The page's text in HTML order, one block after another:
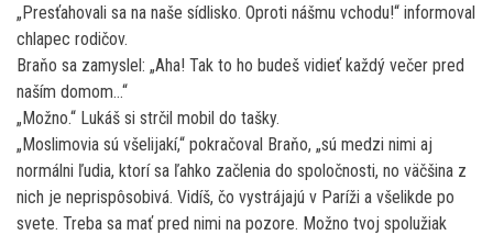
„Presťahovali sa na naše sídlisko. Oproti nášmu vchodu!“ informoval
chlapec rodičov.
Braňo sa zamyslel: „Aha! Tak to ho budeš vidieť každý večer pred
naším domom…“
„Možno.“ Lukáš si strčil mobil do tašky.
„Moslimovia sú všelijakí,“ pokračoval Braňo, „sú medzi nimi aj
normálni ľudia, ktorí sa ľahko začlenia do spoločnosti, no väčšina z
nich je neprispôsobivá. Vidíš, čo vystrájajú v Paríži a všelikde po
svete. Treba sa mať pred nimi na pozore. Možno tvoj spolužiak